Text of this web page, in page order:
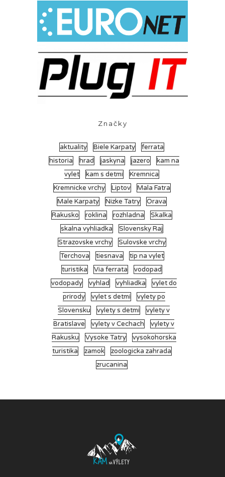
Značky
aktuality Biele Karpaty
ferrata
historia
hrad jaskyna jazero
kam na
vylet
kam s detmi
Kremnica
Kremnicke vrchy
Liptov
Mala Fatra
Male Karpaty
Nizke Tatry
Orava
Rakusko
roklina rozhladna
Skalka
skalna vyhliadka
Slovensky Raj
Strazovske vrchy
Sulovske vrchy
Terchova
tiesnava
tip na vylet
turistika
Via ferrata
vodopad
vodopady
vyhlad vyhliadka
vylet do
prirody
vylet s detmi
vylety po
Slovensku
vylety s detmi
vylety v
Bratislave
vylety v Cechach
vylety v
Rakusku
Vysoke Tatry
vysokohorska
turistika
zamok
zoologicka zahrada
zrucanina